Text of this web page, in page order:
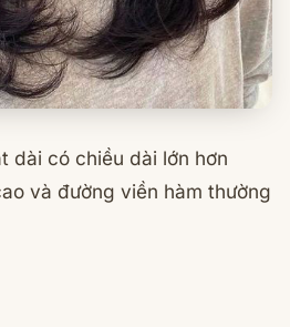
dài có chiều dài lớn hơn
và đường viền hàm thường